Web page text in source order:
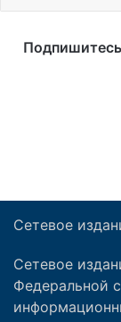
Сетевое
Сетевое
Федеральной